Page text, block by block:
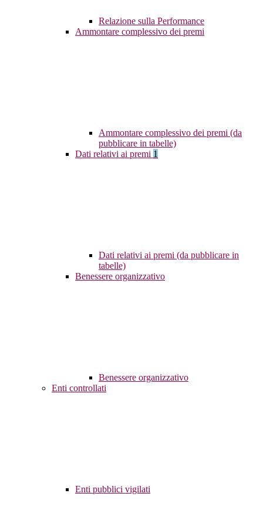
Relazione sulla Performance
Ammontare complessivo dei premi
Ammontare complessivo dei premi (da
pubblicare in tabelle)
Dati relativi ai premi 1
Dati relativi ai premi (da pubblicare in
tabelle)
Benessere organizzativo
Benessere organizzativo
Enti controllati
Enti pubblici vigilati